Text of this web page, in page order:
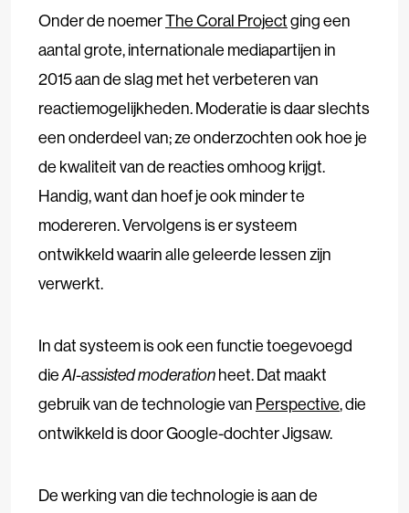
Onder de noemerThe Coral Projectging een
aantal grote, internationale mediapartijen in
2015 aan de slag met het verbeteren van
reactiemogelijkheden. Moderatie is daar slechts
een onderdeel van; ze onderzochten ook hoe je
de kwaliteit van de reacties omhoog krijgt.
Handig, want dan hoef je ook minder te
modereren. Vervolgens is er systeem
ontwikkeld waarin alle geleerde lessen zijn
verwerkt.
In dat systeem is ook een functie toegevoegd
dieAI-assisted moderationheet. Dat maakt
gebruik van de technologie van Perspective, die
ontwikkeld is door Google-dochter Jigsaw.
De werking van die technologie is aan de